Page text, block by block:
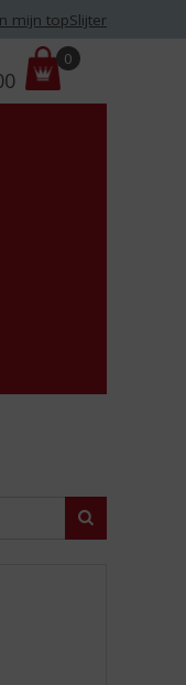
mijn topSlijter
0
Zoeken